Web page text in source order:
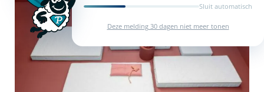
Sluit automatisch
Deze melding 30 dagen niet meer tonen